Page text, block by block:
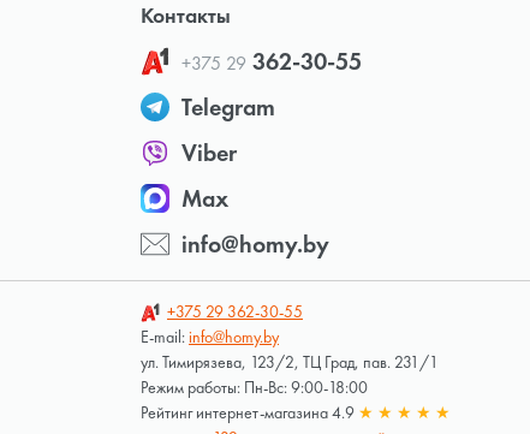
Контакты
+375 29 362-30-55
Telegram
Viber
Max
info@homy.by
+375 29 362-30-55
E-mail:info@homy.by
ул. Тимирязева, 123/2, ТЦ Град, пав. 231/1
Режим работы: Пн-Вс: 9:00-18:00
Рейтинг интернет-магазина 4.9 ★ ★ ★ ★ ★